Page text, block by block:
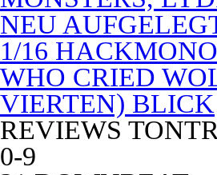
NEU
1/16
WHO CRIED
VIERTEN) BLICK
REVIEWS
0-9